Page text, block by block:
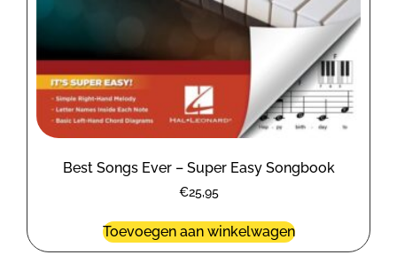
Best Songs Ever – Super Easy Songbook
€25,95
Toevoegen aan winkelwagen